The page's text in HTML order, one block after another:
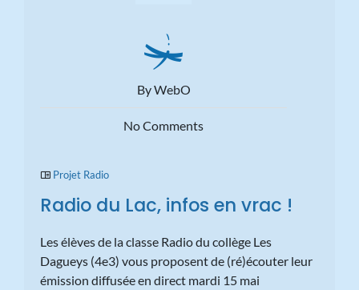
By WebO
No Comments
Projet Radio
Radio du Lac, infos en vrac !
Les élèves de la classe Radio du collège Les
Dagueys (4e3) vous proposent de (ré)écouter leur
émission diffusée en direct mardi 15 mai